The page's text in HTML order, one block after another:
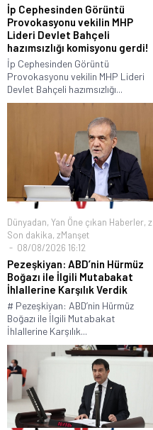
İp Cephesinden Görüntü
Provokasyonu vekilin MHP
Lideri Devlet Bahçeli
hazımsızlığı komisyonu gerdi!
İp Cephesinden Görüntü
Provokasyonu vekilin MHP Lideri
Devlet Bahçeli hazımsızlığı...
Dünyadan, Yan Öne çıkan Haberler, z
Son dakika, zManşet
08/08/2026 16:12
Pezeşkiyan: ABD’nin Hürmüz
Boğazı ile İlgili Mutabakat
İhlallerine Karşılık Verdik
# Pezeşkiyan: ABD’nin Hürmüz
Boğazı ile İlgili Mutabakat
İhlallerine Karşılık...